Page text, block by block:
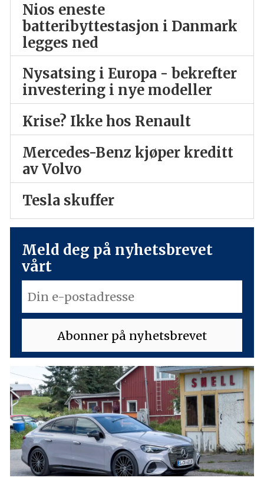
Nios eneste
batteribyttestasjon i Danmark
legges ned
Nysatsing i Europa - bekrefter
investering i nye modeller
Krise? Ikke hos Renault
Mercedes-Benz kjøper kreditt
av Volvo
Tesla skuffer
Meld deg på nyhetsbrevet
vårt